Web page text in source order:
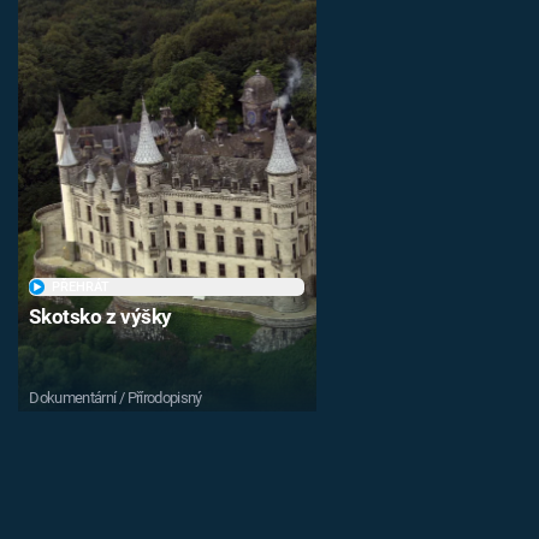
Skotsko z výšky
Dokumentární / Přírodopisný